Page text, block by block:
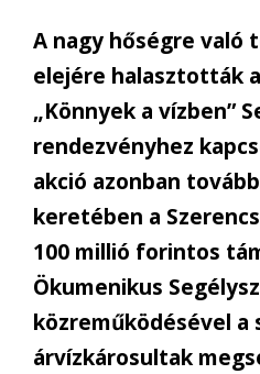
A nagy hőségre való
elejére halasztották
„Könnyek a vízben”
rendezvényhez
akció azonban
keretében a
100 millió forintos
Ökumenikus
közreműködésével a
árvízkárosultak